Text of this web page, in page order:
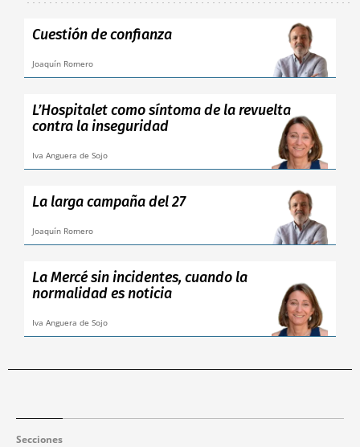
Cuestión de confianza
Joaquín Romero
L’Hospitalet como síntoma de la revuelta
contra la inseguridad
Iva Anguera de Sojo
La larga campaña del 27
Joaquín Romero
La Mercé sin incidentes, cuando la
normalidad es noticia
Iva Anguera de Sojo
Secciones